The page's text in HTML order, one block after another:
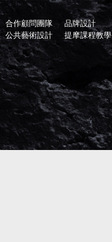
合作顧問團隊
品牌設計
公共藝術設計 提摩課程教學